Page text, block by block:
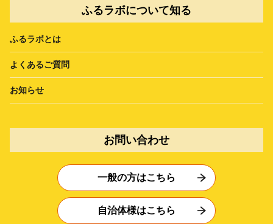
ふるラボについて知る
ふるラボとは
よくあるご質問
お知らせ
お問い合わせ
一般の方はこちら
自治体様はこちら